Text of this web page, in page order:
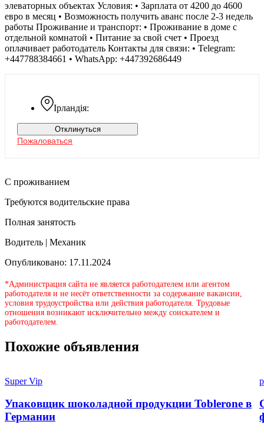
Ірландія:
Отклинуться
Пожаловаться
элеваторных объектах Условия: • Зарплата от 4200 до 4600
евро в месяц • Возможность получить аванс после 2-3 недель
работы Проживание и транспорт: • Проживание в доме с
отдельной комнатой • Питание за свой счет • Проезд
оплачивает работодатель Контакты для связи: • Telegram:
+447788384661 • WhatsApp: +447392686449
С проживанием
Требуются водительские права
Полная занятость
Водитель | Механик
Опубликовано: 17.11.2024
*Администрация сайта не является работодателем или агентом
работодателя и не несёт ответственности за содержание вакансии,
условия трудоустройства или действия работодателя. Трудовые
отношения возникают исключительно между соискателем и
работодателем.
Похожие объявления
Super Vip
Упаковщик шоколадной продукции Toblerone в
Германии